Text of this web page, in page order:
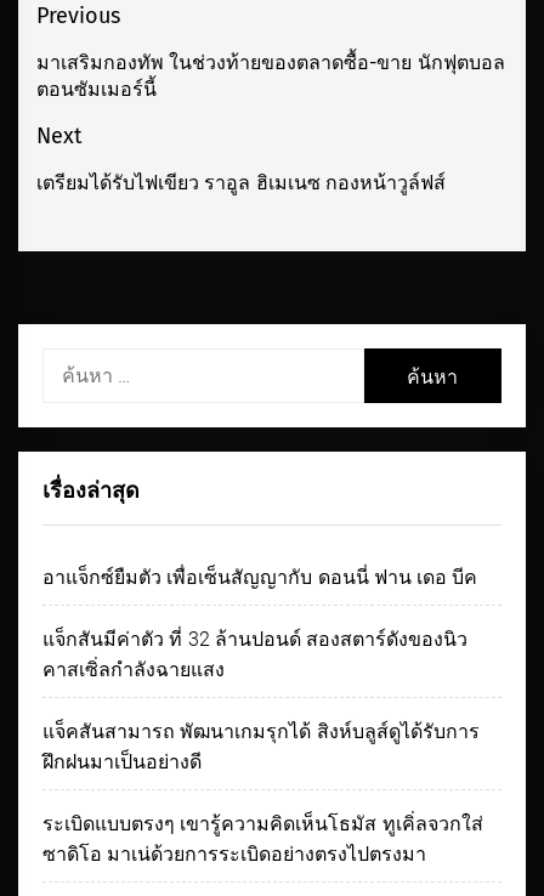
เมนู
นำทาง
เรื่อง
Previous
Previous
post:
มาเสริมกองทัพ ในช่วงท้ายของตลาดซื้อ-ขาย นักฟุตบอล
ตอนซัมเมอร์นี้
Next
Next
เตรียมได้รับไฟเขียว ราอูล ฮิเมเนซ กองหน้าวูล์ฟส์
ค้นหา
เรื่องล่าสุด
อาแจ็กซ์ยืมตัว เพื่อเซ็นสัญญากับ ดอนนี่ ฟาน เดอ บีค
แจ็กสันมีค่าตัว ที่ 32 ล้านปอนด์ สองสตาร์ดังของนิว
คาสเซิ่ลกำลังฉายแสง
แจ็คสันสามารถ พัฒนาเกมรุกได้ สิงห์บลูส์ดูได้รับการ
ฝึกฝนมาเป็นอย่างดี
ระเบิดแบบตรงๆ เขารู้ความคิดเห็นโธมัส ทูเคิ่ลจวกใส่
ซาดิโอ มาเน่ด้วยการระเบิดอย่างตรงไปตรงมา